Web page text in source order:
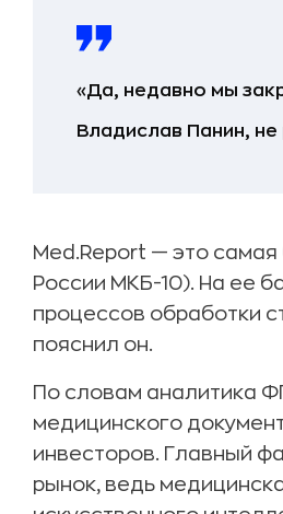
«Да, недавно мы
Владислав Панин,
Med.Report — это
России МКБ-10). На ее
процессов обработки
пояснил он.
По словам аналитика
медицинского
инвесторов. Главный
рынок, ведь